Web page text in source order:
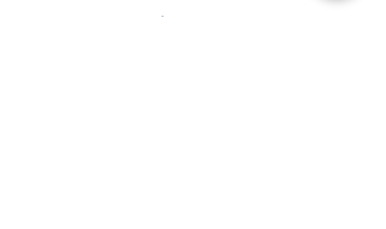
お電話ください